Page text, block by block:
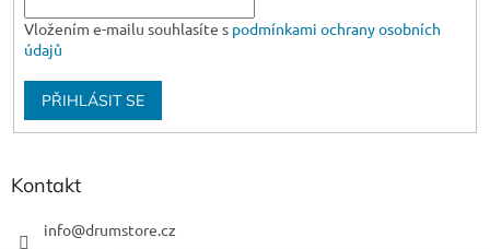
Vložením e-mailu souhlasíte s podmínkami ochrany osobních
údajů
PŘIHLÁSIT SE
Kontakt
info@drumstore.cz